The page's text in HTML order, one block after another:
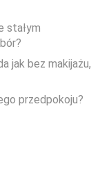
stałym
jak bez makijażu,
przedpokoju?